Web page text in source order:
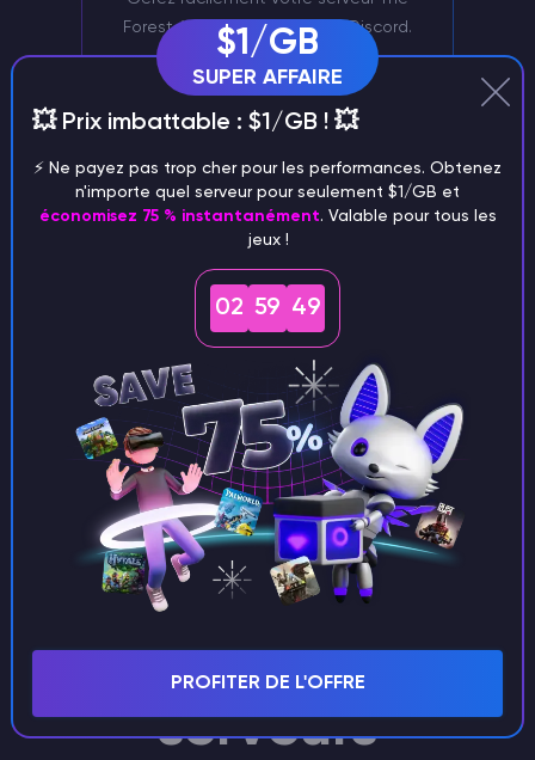
Forest à l'aide de notre bot Discord.
Soutien exclusif
Un gestionnaire de personnel doté d'une
grande expérience s'occupera de votre
serveur The Forest.
The Forest
Ressources pour
l'hébergement de
serveurs
$1/GB
SUPER AFFAIRE
💥 Prix imbattable : $1/GB ! 💥
⚡️ Ne payez pas trop cher pour les performances. Obtenez
n'importe quel serveur pour seulement $1/GB et
économisez 75 % instantanément. Valable pour tous les
jeux !
02 59 48
PROFITER DE L'OFFRE